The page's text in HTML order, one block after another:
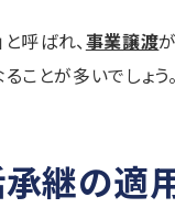
と呼ばれ、事業譲渡
とが多いでしょう。
継の適